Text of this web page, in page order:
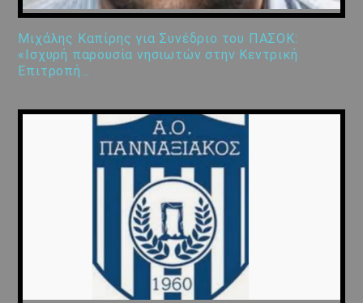
Μιχάλης Καπίρης για Συνέδριο του ΠΑΣΟΚ:
«Ισχυρή παρουσία νησιωτών στην Κεντρική
Επιτροπή…